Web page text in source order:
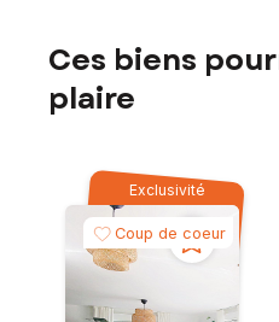
Ces biens
plaire
Exclusivité
Coup de coeur